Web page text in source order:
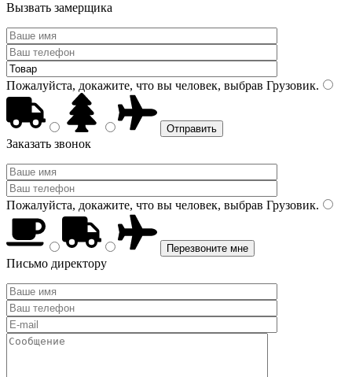
Вызвать замерщика
Пожалуйста, докажите, что вы человек, выбрав Грузовик.
Заказать звонок
Пожалуйста, докажите, что вы человек, выбрав Грузовик.
Письмо директору